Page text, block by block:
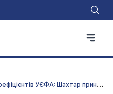
Т
аблиця коефіцієнтів УЄФА: Шахтар приніс Україні перші очки у сезоні-2025/2026